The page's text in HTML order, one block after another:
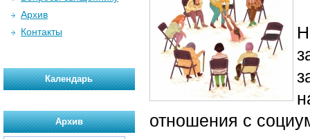
отношения с
Архив
Контакты
Календарь
Архив